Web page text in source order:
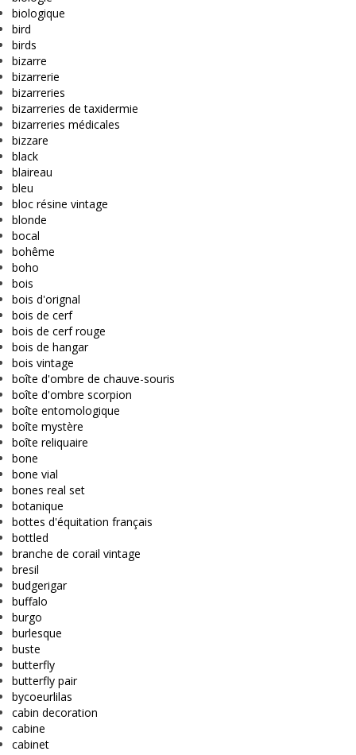
biologique
bird
birds
bizarre
bizarrerie
bizarreries
bizarreries de taxidermie
bizarreries médicales
bizzare
black
blaireau
bleu
bloc résine vintage
blonde
bocal
bohême
boho
bois
bois d'orignal
bois de cerf
bois de cerf rouge
bois de hangar
bois vintage
boîte d'ombre de chauve-souris
boîte d'ombre scorpion
boîte entomologique
boîte mystère
boîte reliquaire
bone
bone vial
bones real set
botanique
bottes d'équitation français
bottled
branche de corail vintage
bresil
budgerigar
buffalo
burgo
burlesque
buste
butterfly
butterfly pair
bycoeurlilas
cabin decoration
cabine
cabinet